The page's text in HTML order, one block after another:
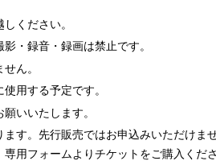
ください。
・録音・録画は禁止です。
ん。
用する予定です。
いいたします。
ます。先行販売ではお申込みいただけま
、専用フォームよりチケットをご購入くださ